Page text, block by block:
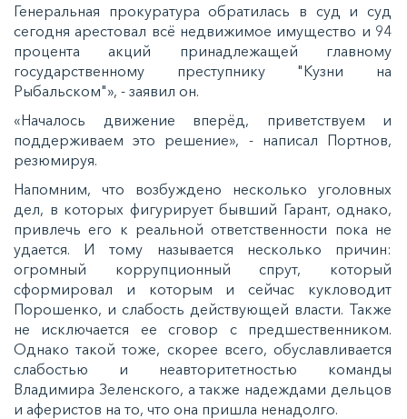
Генеральная прокуратура обратилась в суд и суд
сегодня арестовал всё недвижимое имущество и 94
процента акций принадлежащей главному
государственному преступнику "Кузни на
Рыбальском"», - заявил он.
«Началось движение вперёд, приветствуем и
поддерживаем это решение», - написал Портнов,
резюмируя.
Напомним, что возбуждено несколько уголовных
дел, в которых фигурирует бывший Гарант, однако,
привлечь его к реальной ответственности пока не
удается. И тому называется несколько причин:
огромный коррупционный спрут, который
сформировал и которым и сейчас кукловодит
Порошенко, и слабость действующей власти. Также
не исключается ее сговор с предшественником.
Однако такой тоже, скорее всего, обуславливается
слабостью и неавторитетностью команды
Владимира Зеленского, а также надеждами дельцов
и аферистов на то, что она пришла ненадолго.